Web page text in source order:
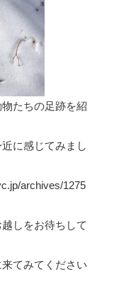
たちの足跡を紹
に感じてみまし
archives/1275
しをお待ちして
てみてください